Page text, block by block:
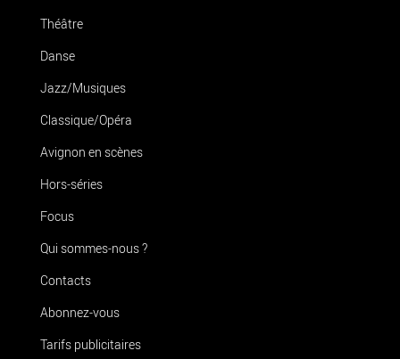
Théâtre
Danse
Jazz/Musiques
Classique/Opéra
Avignon en scènes
Hors-séries
Focus
Qui sommes-nous ?
Contacts
Abonnez-vous
Tarifs publicitaires